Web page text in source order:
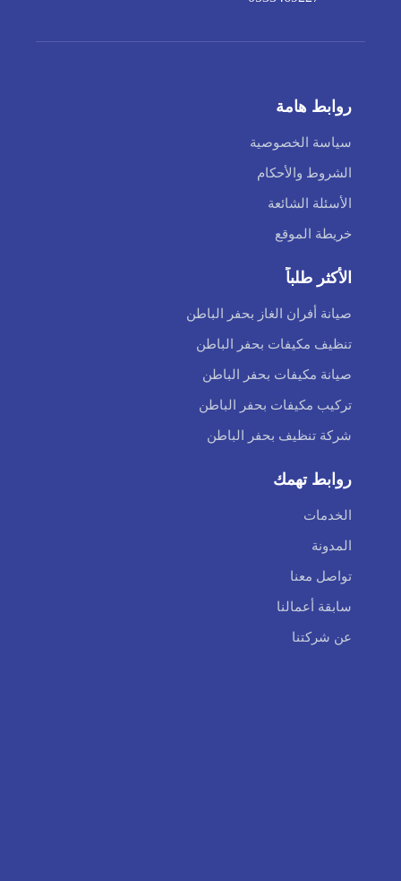
روابط هامة
سياسة الخصوصية
الشروط والأحكام
الأسئلة الشائعة
خريطة الموقع
الأكثر طلباً
صيانة أفران الغاز بحفر الباطن
تنظيف مكيفات بحفر الباطن
صيانة مكيفات بحفر الباطن
تركيب مكيفات بحفر الباطن
شركة تنظيف بحفر الباطن
روابط تهمك
الخدمات
المدونة
تواصل معنا
سابقة أعمالنا
عن شركتنا